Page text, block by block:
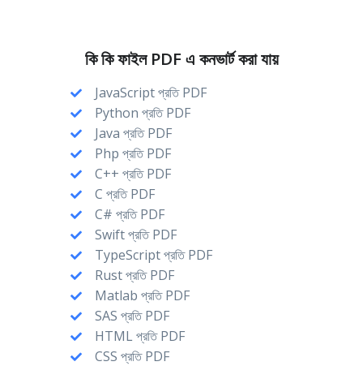
কি কি ফাইল PDF এ কনভার্ট করা যায়
JavaScript প্রতি PDF
Python প্রতি PDF
Java প্রতি PDF
Php প্রতি PDF
C++ প্রতি PDF
C প্রতি PDF
C# প্রতি PDF
Swift প্রতি PDF
TypeScript প্রতি PDF
Rust প্রতি PDF
Matlab প্রতি PDF
SAS প্রতি PDF
HTML প্রতি PDF
CSS প্রতি PDF